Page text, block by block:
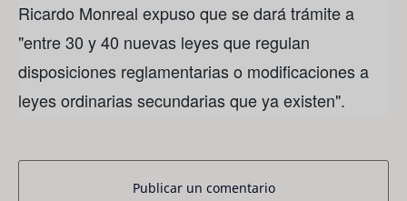
Ricardo Monreal expuso que se dará trámite a
"entre 30 y 40 nuevas leyes que regulan
disposiciones reglamentarias o modificaciones a
leyes ordinarias secundarias que ya existen".
Publicar un comentario